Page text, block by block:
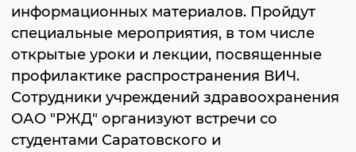
информационных материалов. Пройдут
специальные мероприятия, в том числе
открытые уроки и лекции, посвященные
профилактике распространения ВИЧ.
Сотрудники учреждений здравоохранения
ОАО "РЖД" организуют встречи со
студентами Саратовского и